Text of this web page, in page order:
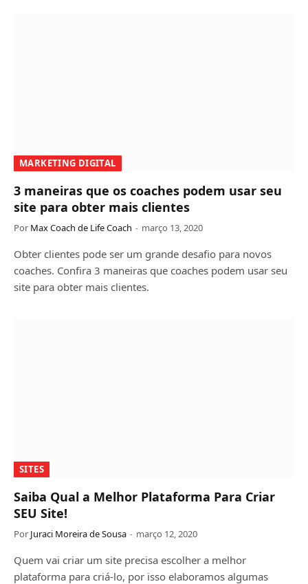
MARKETING DIGITAL
3 maneiras que os coaches podem usar seu
site para obter mais clientes
Por Max Coach de Life Coach março 13, 2020
Obter clientes pode ser um grande desafio para novos
coaches. Confira 3 maneiras que coaches podem usar seu
site para obter mais clientes.
SITES
Saiba Qual a Melhor Plataforma Para Criar
SEU Site!
Por Juraci Moreira de Sousa março 12, 2020
Quem vai criar um site precisa escolher a melhor
plataforma para criá-lo, por isso elaboramos algumas